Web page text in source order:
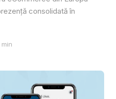
consolidată în
min